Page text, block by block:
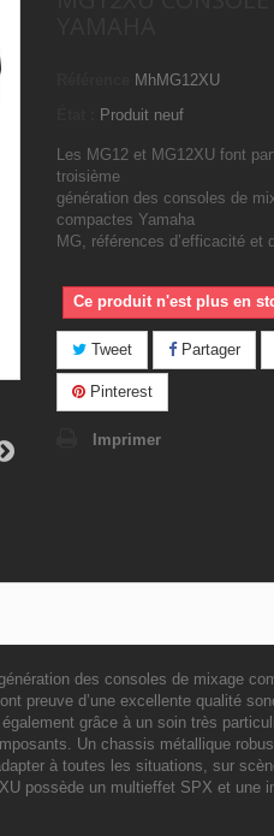
MhMG12XU
Produit neuf
Les MG12 et MG12XU font
troisième
génération des consoles de
compactes Yamaha
MG, références d’efficacité et
Ce produit n'est plus en
Tweet Partager
Pinterest
Imprimer
des consoles de mixage
preuve d’une excellente qualité
grâce à un soin très
Un chassis métallique
à toutes les situations, sur
possède un multieffet SPX et une